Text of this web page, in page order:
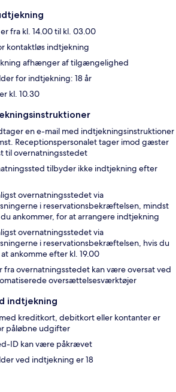
fra kl. 14.00 til kl. 03.00
kontaktløs indtjekning
afhænger af tilgængelighed
for indtjekning: 18 år
kl. 10.30
en e-mail med indtjekningsinstruktioner
Receptionspersonalet tager imod gæster
til overnatningsstedet
tilbyder ikke indtjekning efter
overnatningsstedet via
i reservationsbekræftelsen, mindst
ankommer, for at arrangere indtjekning
overnatningsstedet via
i reservationsbekræftelsen, hvis du
ankomme efter kl. 19.00
fra overnatningsstedet kan være oversat ved
oversættelsesværktøjer
indtjekning
kreditkort, debitkort eller kontanter er
påløbne udgifter
ID kan være påkrævet
ved indtjekning er 18